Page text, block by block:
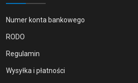
Numer konta bankowego
RODO
Regulamin
Wysyłka i płatności